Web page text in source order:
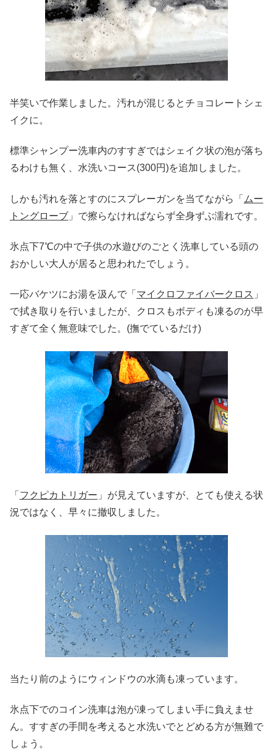
半笑いで作業しました。汚れが混じるとチョコレートシェ
イクに。
標準シャンプー洗車内のすすぎではシェイク状の泡が落ち
るわけも無く、水洗いコース(300円)を追加しました。
しかも汚れを落とすのにスプレーガンを当てながら「 ムー
トングローブ 」で擦らなければならず全身ずぶ濡れです。
氷点下7℃の中で子供の水遊びのごとく洗車している頭の
おかしい大人が居ると思われたでしょう。
一応バケツにお湯を汲んで「 マイクロファイバークロス 」
で拭き取りを行いましたが、クロスもボディも凍るのが早
すぎて全く無意味でした。(撫でているだけ)
「 フクピカトリガー 」が見えていますが、とても使える状
況ではなく、早々に撤収しました。
当たり前のようにウィンドウの水滴も凍っています。
氷点下でのコイン洗車は泡が凍ってしまい手に負えませ
ん。すすぎの手間を考えると水洗いでとどめる方が無難で
しょう。